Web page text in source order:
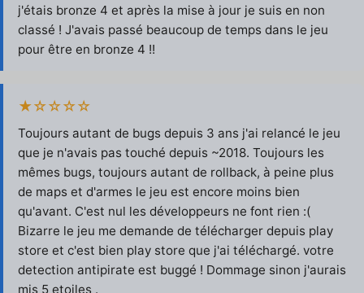
j'étais bronze 4 et après la mise à jour je suis en non
classé ! J'avais passé beaucoup de temps dans le jeu
pour être en bronze 4 !!
★☆☆☆☆
Toujours autant de bugs depuis 3 ans j'ai relancé le jeu
que je n'avais pas touché depuis ~2018. Toujours les
mêmes bugs, toujours autant de rollback, à peine plus
de maps et d'armes le jeu est encore moins bien
qu'avant. C'est nul les développeurs ne font rien :(
Bizarre le jeu me demande de télécharger depuis play
store et c'est bien play store que j'ai téléchargé. votre
detection antipirate est buggé ! Dommage sinon j'aurais
mis 5 etoiles .